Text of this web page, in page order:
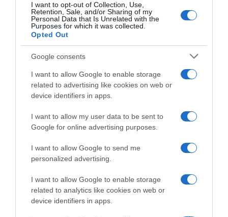
I want to opt-out of Collection, Use,
Retention, Sale, and/or Sharing of my
Personal Data that Is Unrelated with the
Purposes for which it was collected.
Opted Out
Google consents
I want to allow Google to enable storage
related to advertising like cookies on web or
device identifiers in apps.
I want to allow my user data to be sent to
Google for online advertising purposes.
I want to allow Google to send me
personalized advertising.
I want to allow Google to enable storage
related to analytics like cookies on web or
device identifiers in apps.
ΠΑΡΑΠΟΛΙΤΙΚΑ